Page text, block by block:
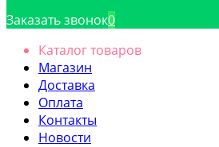
Заказать звонок0
Каталог товаров
Магазин
Доставка
Оплата
Контакты
Новости